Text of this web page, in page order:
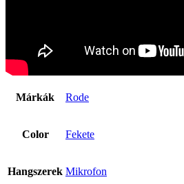
Márkák Rode
Color Fekete
Hangszerek Mikrofon